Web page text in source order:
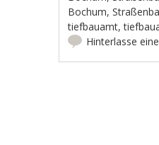
Bochum,
tiefbauamt,
Hinterlasse